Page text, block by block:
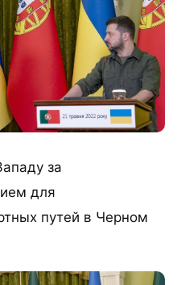
за
для
путей в Черном